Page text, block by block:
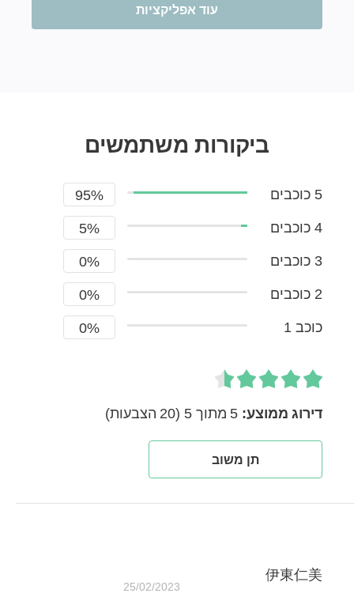
עוד אפליקציות
ביקורות משתמשים
5 כוכבים 95%
4 כוכבים 5%
3 כוכבים 0%
2 כוכבים 0%
כוכב 1 0%
דירוג ממוצע: 5 מתוך 5 (20 הצבעות)
תן משוב
伊東仁美
25/02/2023